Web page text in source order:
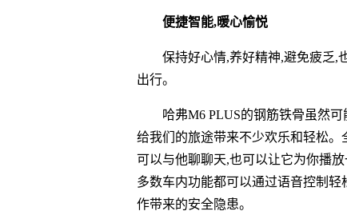
便捷智能,暖心愉悦
保持好心情,养好精神,避免疲乏,
出行。
哈弗M6 PLUS的钢筋铁骨虽然
给我们的旅途带来不少欢乐和轻松
可以与他聊聊天,也可以让它为你播
多数车内功能都可以通过语音控制
作带来的安全隐患。